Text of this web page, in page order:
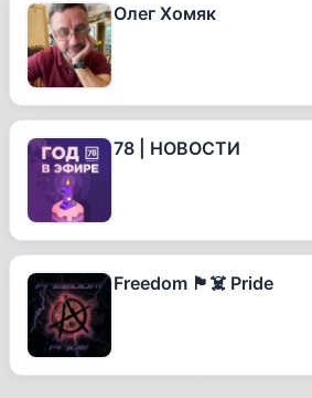
Олег Хомяк
78 | НОВОСТИ
Freedom 🏴‍☠️ Pride